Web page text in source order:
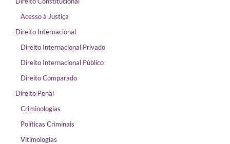
Acesso à Justiça
Direito Internacional
Direito Internacional Privado
Direito Internacional Público
Direito Comparado
Direito Penal
Criminologias
Políticas Criminais
Vitimologias